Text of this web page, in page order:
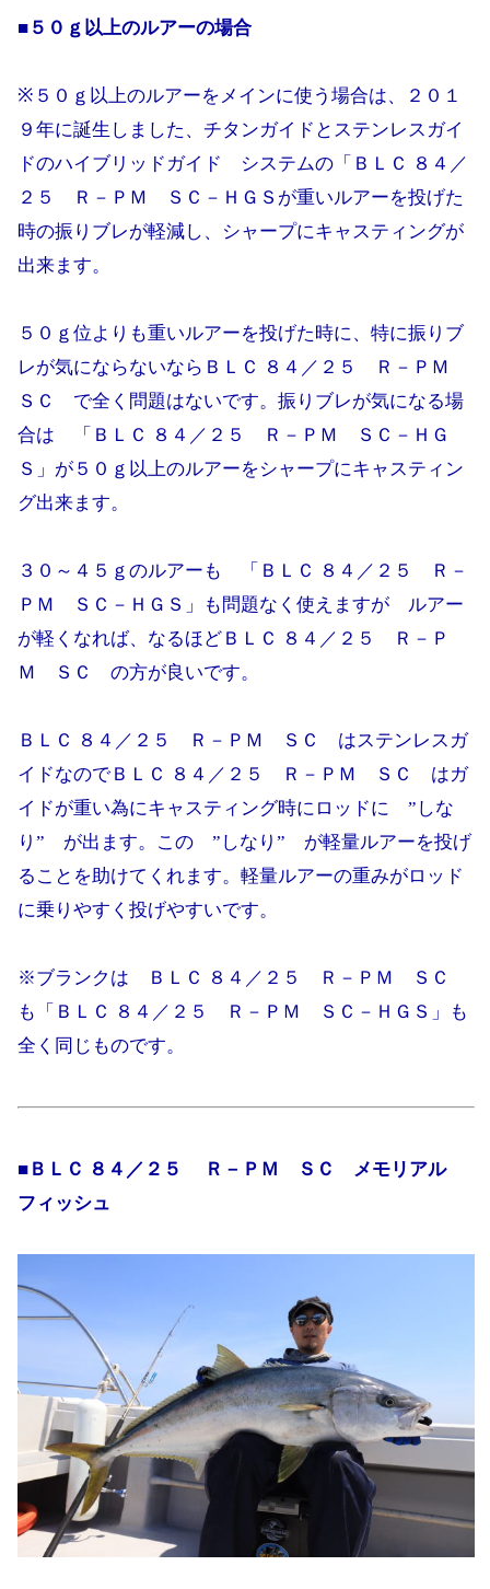
■５０ｇ以上のルアーの場合
※５０ｇ以上のルアーをメインに使う場合は、２０１
９年に誕生しました、チタンガイドとステンレスガイ
ドのハイブリッドガイド システムの「ＢＬＣ ８４／
２５ Ｒ－ＰＭ ＳＣ－ＨＧＳが重いルアーを投げた
時の振りブレが軽減し、シャープにキャスティングが
出来ます。
５０ｇ位よりも重いルアーを投げた時に、特に振りブ
レが気にならないならＢＬＣ ８４／２５ Ｒ－ＰＭ
ＳＣ で全く問題はないです。振りブレが気になる場
合は 「ＢＬＣ ８４／２５ Ｒ－ＰＭ ＳＣ－ＨＧ
Ｓ」が５０ｇ以上のルアーをシャープにキャスティン
グ出来ます。
３０～４５ｇのルアーも 「ＢＬＣ ８４／２５ Ｒ－
ＰＭ ＳＣ－ＨＧＳ」も問題なく使えますが ルアー
が軽くなれば、なるほどＢＬＣ ８４／２５ Ｒ－Ｐ
Ｍ ＳＣ の方が良いです。
ＢＬＣ ８４／２５ Ｒ－ＰＭ ＳＣ はステンレスガ
イドなのでＢＬＣ ８４／２５ Ｒ－ＰＭ ＳＣ はガ
イドが重い為にキャスティング時にロッドに ”しな
り” が出ます。この ”しなり” が軽量ルアーを投げ
ることを助けてくれます。軽量ルアーの重みがロッド
に乗りやすく投げやすいです。
※ブランクは ＢＬＣ ８４／２５ Ｒ－ＰＭ ＳＣ
も「ＢＬＣ ８４／２５ Ｒ－ＰＭ ＳＣ－ＨＧＳ」も
全く同じものです。
■ＢＬＣ ８４／２５ Ｒ－ＰＭ ＳＣ メモリアル
フィッシュ